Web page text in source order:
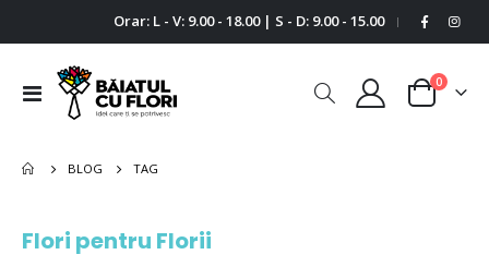
Orar: L - V: 9.00 - 18.00 | S - D: 9.00 - 15.00 |
Comutare
Cart
0
BLOG TAG
Flori pentru Florii